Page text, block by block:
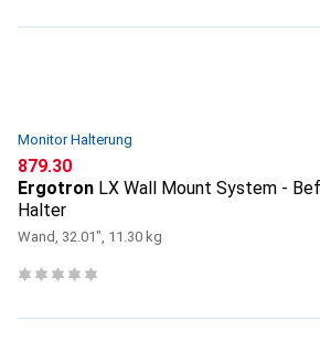
Monitor Halterung
CHF
879.30
Ergotron LX Wall Mount System -
Halter
Wand, 32.01", 11.30 kg